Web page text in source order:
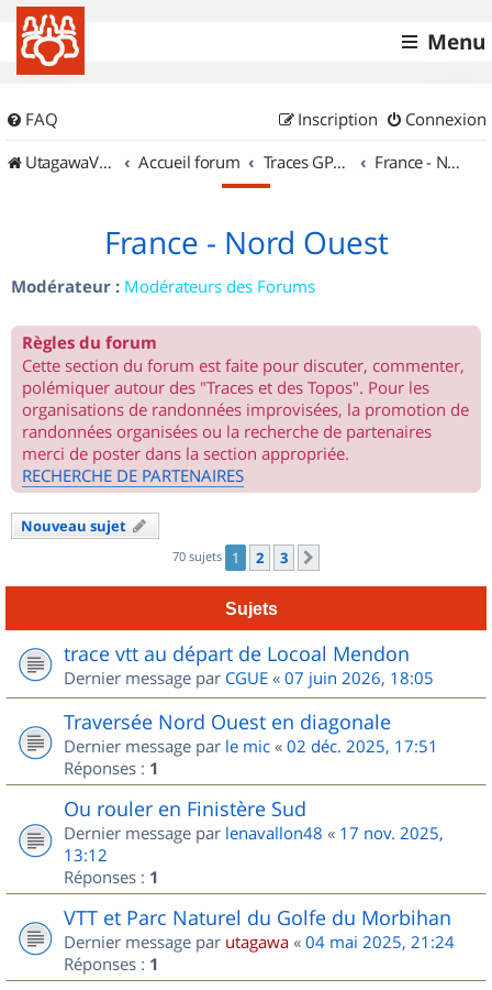
Menu
FAQ Connexion
Inscription
UtagawaVTT (Randos VTT et VTTAE avec traces GPS)
Accueil forum Traces GPS de randos VTT France - Nord Ouest
France - Nord Ouest
Modérateur : Modérateurs des Forums
Règles du forum
Cette section du forum est faite pour discuter, commenter,
polémiquer autour des "Traces et des Topos". Pour les
organisations de randonnées improvisées, la promotion de
randonnées organisées ou la recherche de partenaires
merci de poster dans la section appropriée.
RECHERCHE DE PARTENAIRES
Nouveau sujet
70 sujets 1 2 3
Sujets
trace vtt au départ de Locoal Mendon
Dernier message par CGUE « 07 juin 2026, 18:05
Traversée Nord Ouest en diagonale
Dernier message par le mic « 02 déc. 2025, 17:51
Réponses : 1
Ou rouler en Finistère Sud
Dernier message par lenavallon48 « 17 nov. 2025,
13:12
Réponses : 1
VTT et Parc Naturel du Golfe du Morbihan
Dernier message par utagawa « 04 mai 2025, 21:24
Réponses : 1